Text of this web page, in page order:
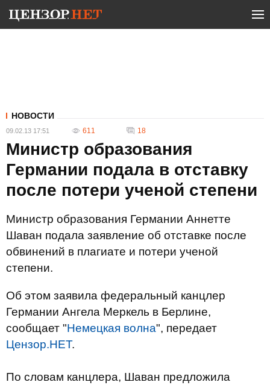
НОВОСТИ
09.02.13 17:51 611 18
Министр образования
Германии подала в отставку
после потери ученой степени
Министр образования Германии Аннетте
Шаван подала заявление об отставке после
обвинений в плагиате и потери ученой
степени.
Об этом заявила федеральный канцлер
Германии Ангела Меркель в Берлине,
сообщает "Немецкая волна", передает
Цензор.НЕТ.
По словам канцлера, Шаван предложила